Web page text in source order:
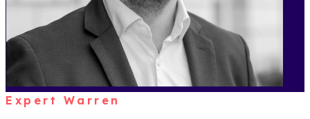
Expert Warren